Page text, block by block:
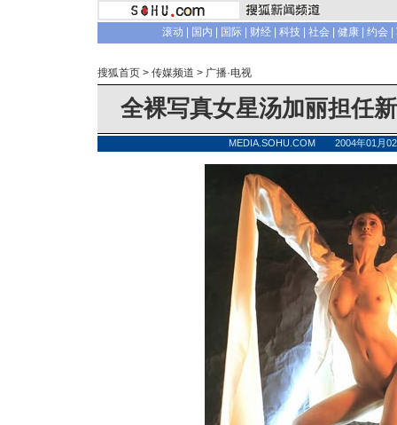
滚动 国内 国际 财经 科技 社会 健康 约会
搜狐首页 > 传媒频道 > 广播·电视
全裸写真女星汤加丽担任
MEDIA.SOHU.COM 2004年01月